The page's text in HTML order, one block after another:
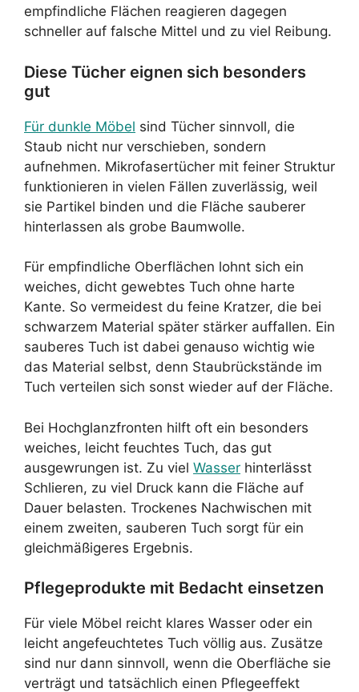
empfindliche Flächen reagieren dagegen
schneller auf falsche Mittel und zu viel Reibung.
Diese Tücher eignen sich besonders
gut
Für dunkle Möbel sind Tücher sinnvoll, die
Staub nicht nur verschieben, sondern
aufnehmen. Mikrofasertücher mit feiner Struktur
funktionieren in vielen Fällen zuverlässig, weil
sie Partikel binden und die Fläche sauberer
hinterlassen als grobe Baumwolle.
Für empfindliche Oberflächen lohnt sich ein
weiches, dicht gewebtes Tuch ohne harte
Kante. So vermeidest du feine Kratzer, die bei
schwarzem Material später stärker auffallen. Ein
sauberes Tuch ist dabei genauso wichtig wie
das Material selbst, denn Staubrückstände im
Tuch verteilen sich sonst wieder auf der Fläche.
Bei Hochglanzfronten hilft oft ein besonders
weiches, leicht feuchtes Tuch, das gut
ausgewrungen ist. Zu viel Wasser hinterlässt
Schlieren, zu viel Druck kann die Fläche auf
Dauer belasten. Trockenes Nachwischen mit
einem zweiten, sauberen Tuch sorgt für ein
gleichmäßigeres Ergebnis.
Pflegeprodukte mit Bedacht einsetzen
Für viele Möbel reicht klares Wasser oder ein
leicht angefeuchtetes Tuch völlig aus. Zusätze
sind nur dann sinnvoll, wenn die Oberfläche sie
verträgt und tatsächlich einen Pflegeeffekt